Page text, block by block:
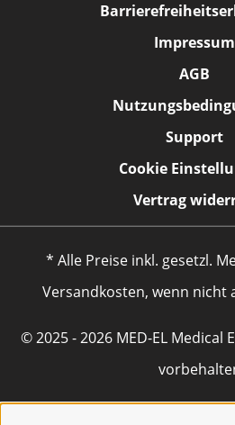
Impressum
AGB
Support
Cookie
Vertrag
* Alle Preise inkl. gesetzl.
Versandkosten, wenn nicht
© 2025 - 2026 MED-EL Medical